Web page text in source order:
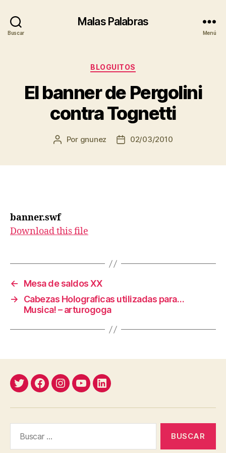
Buscar
Malas Palabras
Menú
Categorías
BLOGUITOS
El banner de Pergolini
contra Tognetti
Autor
Por gnunez
Fecha02/03/2010
banner.swf
Download this file
←
Mesa de saldos XX
→
Cabezas Holograficas utilizadas para…
Musica! – arturogoga
TwitterFacebookInstagram
YouTubeLinkedin